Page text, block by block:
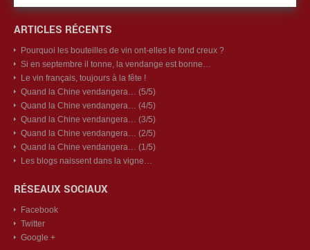
ARTICLES RÉCENTS
Pourquoi les bouteilles de vin ont-elles le fond creux ?
Si en septembre il tonne, la vendange est bonne…
Le vin français, toujours à la fête !
Quand la Chine vendangera… (5/5)
Quand la Chine vendangera… (4/5)
Quand la Chine vendangera… (3/5)
Quand la Chine vendangera… (2/5)
Quand la Chine vendangera… (1/5)
Les blogs naissent dans la vigne…
RÉSEAUX SOCIAUX
Facebook
Twitter
Google +